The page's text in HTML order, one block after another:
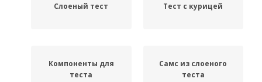
Слоеный тест Тест с курицей
Компоненты для
теста
Самс из слоеного
теста